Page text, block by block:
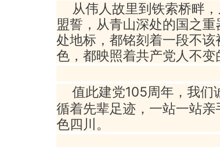
从伟人故里到铁索桥畔
盟誓，从青山深处的国之
处地标，都铭刻着一段不
色，都映照着共产党人不变
值此建党105周年，我们
循着先辈足迹，一站一站
色四川。